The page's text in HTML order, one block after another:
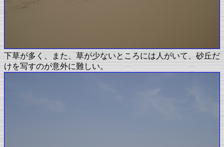
下草が多く、また、草が少ないところには人がいて、砂丘だ
けを写すのが意外に難しい。